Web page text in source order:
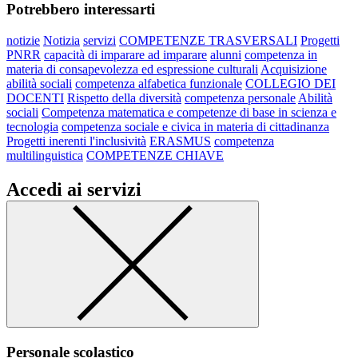
Potrebbero interessarti
notizie Notizia servizi COMPETENZE TRASVERSALI Progetti
PNRR capacità di imparare ad imparare alunni competenza in
materia di consapevolezza ed espressione culturali Acquisizione
abilità sociali competenza alfabetica funzionale COLLEGIO DEI
DOCENTI Rispetto della diversità competenza personale Abilità
sociali Competenza matematica e competenze di base in scienza e
tecnologia competenza sociale e civica in materia di cittadinanza
Progetti inerenti l'inclusività ERASMUS competenza
multilinguistica COMPETENZE CHIAVE
Accedi ai servizi
Personale scolastico